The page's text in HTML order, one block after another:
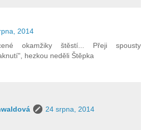
2014
okamžiky štěstí... Přeji spousty
hezkou neděli Štěpka
24 srpna, 2014